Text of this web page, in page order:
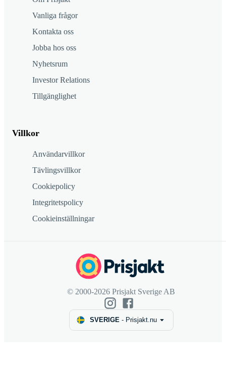
Vanliga frågor
Kontakta oss
Jobba hos oss
Nyhetsrum
Investor Relations
Tillgänglighet
Villkor
Användarvillkor
Tävlingsvillkor
Cookiepolicy
Integritetspolicy
Cookieinställningar
© 2000-2026 Prisjakt Sverige AB
SVERIGE- Prisjakt.nu